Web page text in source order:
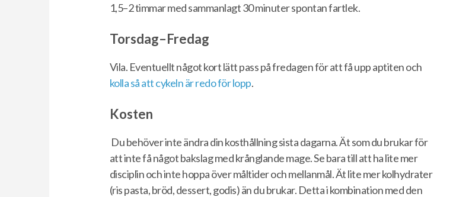
1,5–2 timmar med sammanlagt 30 minuter spontan fartlek.
Torsdag–Fredag
Vila. Eventuellt något kort lätt pass på fredagen för att få upp aptiten och
kolla så att cykeln är redo för lopp.
Kosten
Du behöver inte ändra din kosthållning sista dagarna. Ät som du brukar för
att inte få något bakslag med krånglande mage. Se bara till att ha lite mer
disciplin och inte hoppa över måltider och mellanmål. Ät lite mer kolhydrater
(ris pasta, bröd, dessert, godis) än du brukar. Detta i kombination med den